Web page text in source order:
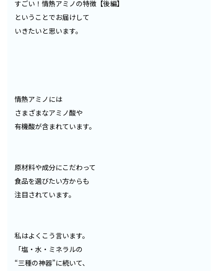
すごい！情熱アミノの特徴【後編】
ということでお届けして
いきたいと思います。
情熱アミノには
さまざまなアミノ酸や
有機酸が含まれています。
原材料や成分にこだわって
食品を選びたい方からも
注目されています。
私はよくこう言います。
「塩・水・ミネラルの
“三種の神器”に続いて、